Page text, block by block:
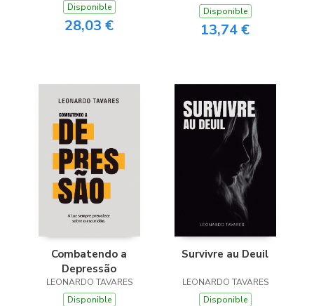
Disponible
28,03 €
Disponible
13,74 €
Combatendo a
Depressão
LEONARDO TAVARES
Disponible
Survivre au Deuil
LEONARDO TAVARES
Disponible